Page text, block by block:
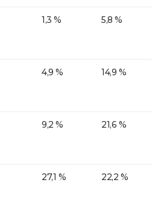
1,3 % 5,8 %
4,9 % 14,9 %
9,2 % 21,6 %
27,1 % 22,2 %